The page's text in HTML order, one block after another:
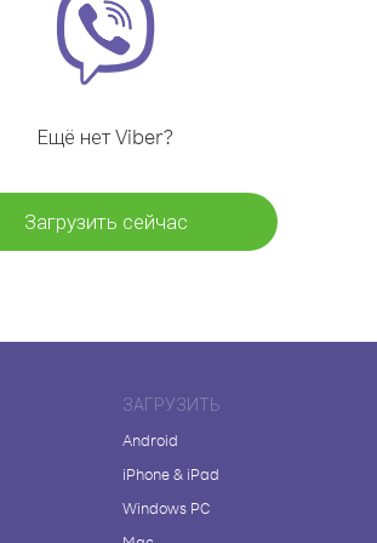
Ещё нет Viber?
Загрузить сейчас
ЗАГРУЗИТЬ
Android
iPhone & iPad
Windows PC